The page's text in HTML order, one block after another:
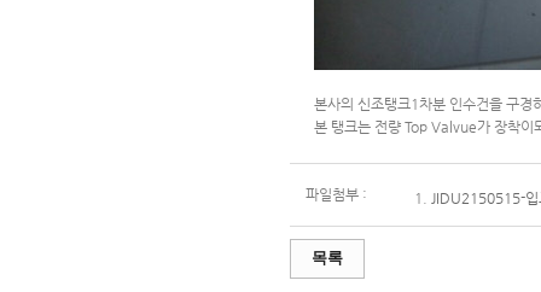
본사의 신조탱크1차분 인수건을 구경
본 탱크는 전량 Top Valvue가 장착이
파일첨부 : 1. JIDU2150515-
목록